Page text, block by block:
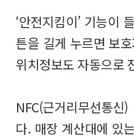
‘안전지킴이’ 기능이
튼을 길게 누르면 보
위치정보도 자동으로
NFC(근거리무선통
다. 매장 계산대에 있